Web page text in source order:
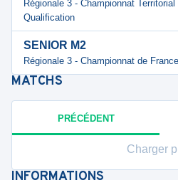
Régionale 3 - Championnat
Qualification
SENIOR M2
Régionale 3 - Championnat de
MATCHS
PRÉCÉDENT
Charger